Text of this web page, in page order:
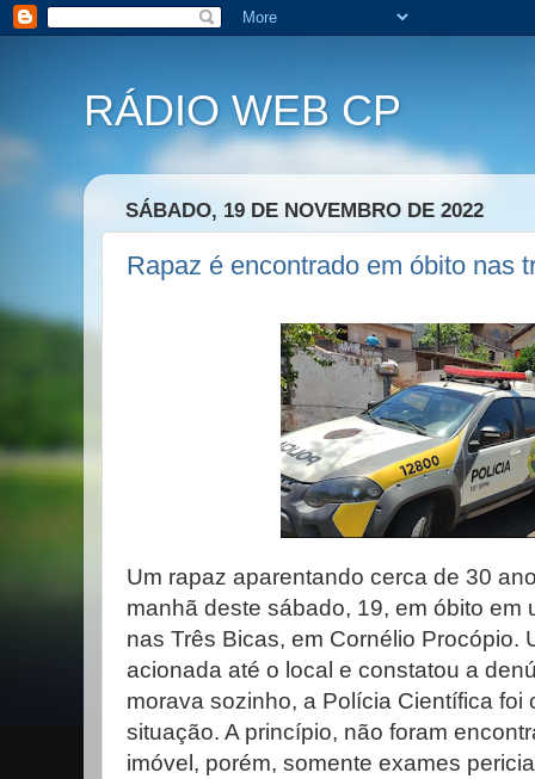
RÁDIO WEB CP
SÁBADO, 19 DE NOVEMBRO DE 2022
Rapaz é encontrado em óbito nas
Um rapaz aparentando cerca de 30
manhã deste sábado, 19, em óbito em
nas Três Bicas, em Cornélio Procópio.
acionada até o local e constatou a
morava sozinho, a Polícia Científica foi
situação. A princípio, não foram
imóvel, porém, somente exames